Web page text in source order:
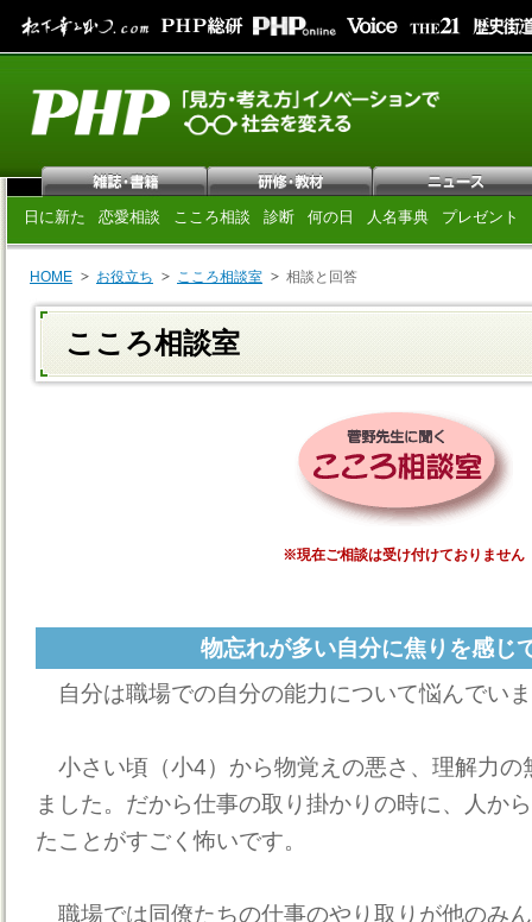
日に新た 恋愛相談 こころ相談 診断 何の日 人名事典 プレゼント
HOME お役立ち こころ相談室 相談と回答
こころ相談室
※現在ご相談は受け付けておりません
物忘れが多い自分に焦りを感じ
自分は職場での自分の能力について悩んでい
小さい頃（小4）から物覚えの悪さ、理解力の
ました。だから仕事の取り掛かりの時に、人か
たことがすごく怖いです。
職場では同僚たちの仕事のやり取りが他のみ